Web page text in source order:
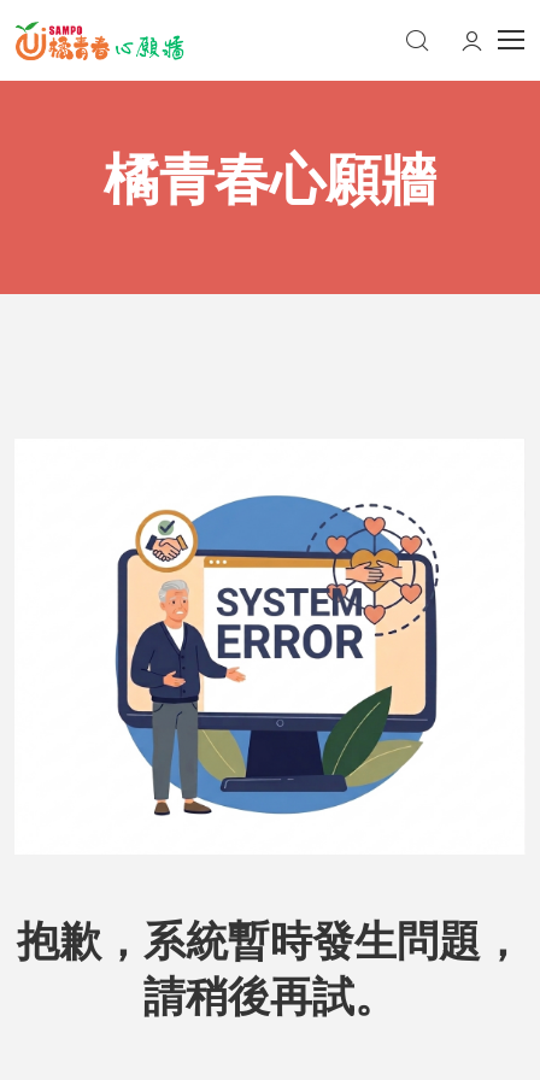
橘青春心願牆
抱歉，系統暫時發生問題，
請稍後再試。